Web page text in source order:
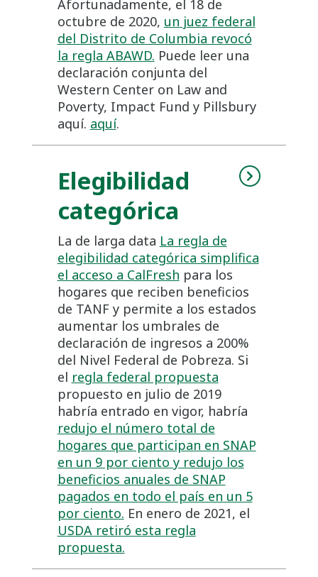
Afortunadamente, el 18 de
octubre de 2020, un juez federal
del Distrito de Columbia revocó
la regla ABAWD. Puede leer una
declaración conjunta del
Western Center on Law and
Poverty, Impact Fund y Pillsbury
aquí. aquí.
Elegibilidad
categórica
La de larga data La regla de
elegibilidad categórica simplifica
el acceso a CalFresh para los
hogares que reciben beneficios
de TANF y permite a los estados
aumentar los umbrales de
declaración de ingresos a 200%
del Nivel Federal de Pobreza. Si
el regla federal propuesta
propuesto en julio de 2019
habría entrado en vigor, habría
redujo el número total de
hogares que participan en SNAP
en un 9 por ciento y redujo los
beneficios anuales de SNAP
pagados en todo el país en un 5
por ciento. En enero de 2021, el
USDA retiró esta regla
propuesta.